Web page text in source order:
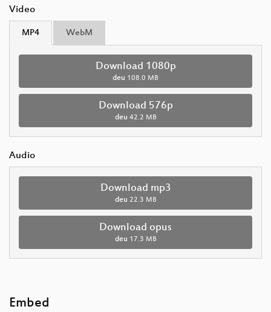
Video
MP4 WebM
Download 1080p
deu 108.0 MB
Download 576p
deu 42.2 MB
Audio
Download mp3
deu 22.3 MB
Download opus
deu 17.3 MB
Embed